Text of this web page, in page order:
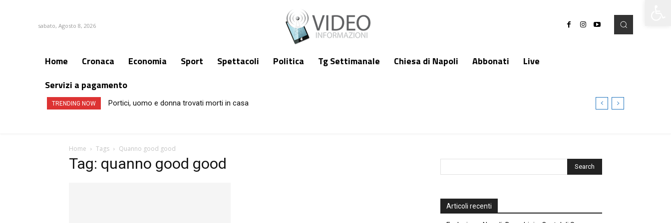
sabato, Agosto 8, 2026
Home Cronaca Economia Sport Spettacoli Politica Tg Settimanale Chiesa di Napoli Abbonati
Live
Servizi a pagamento
TRENDING NOW Portici, uomo e donna trovati morti in casa
Home Tags Quanno good good
Tag: quanno good good
Articoli recenti